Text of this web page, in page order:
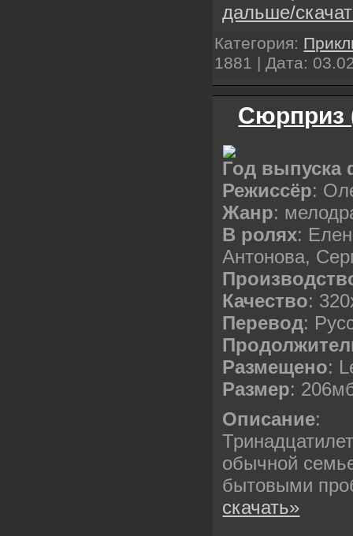
дальше/
Категория:
1881 | Дата:
Сюрприз
Год выпуска
Режиссёр:
Жанр:
В ролях:
Антонова,
Качество:
Перевод:
Размещено:
Размер:
Описание:
обычной
бытовыми
скачать»